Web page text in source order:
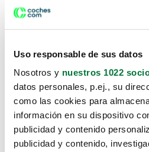
Uso responsable de sus datos
Nosotros y nuestros 1022
datos personales, p.ej., su
como las cookies para
información en su dispositivo
publicidad y contenido
publicidad y contenido,
Lo sentimos, no
te hemos traido